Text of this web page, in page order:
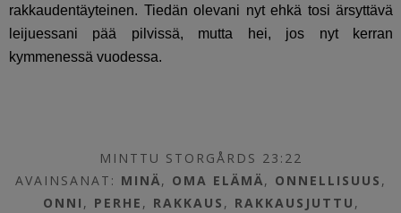
rakkaudentäyteinen. Tiedän olevani nyt ehkä tosi ärsyttävä
leijuessani pää pilvissä, mutta hei, jos nyt kerran
kymmenessä vuodessa.
MINTTU STORGÅRDS 23:22
AVAINSANAT: MINÄ, OMA ELÄMÄ, ONNELLISUUS ,
ONNI , PERHE , RAKKAUS , RAKKAUSJUTTU ,